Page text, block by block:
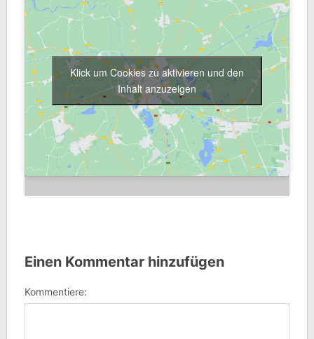
Klick um Cookies zu aktivieren und den
Inhalt anzuzeigen
Einen Kommentar hinzufügen
Kommentiere: